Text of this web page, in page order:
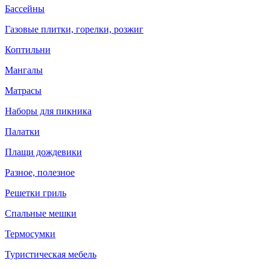
Бассейны
Газовые плитки, горелки, розжиг
Коптильни
Мангалы
Матрасы
Наборы для пикника
Палатки
Плащи дождевики
Разное, полезное
Решетки гриль
Спальные мешки
Термосумки
Туристическая мебель